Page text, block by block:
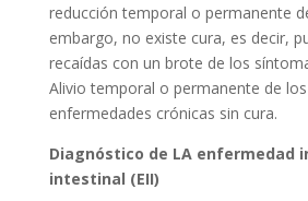
reducción temporal o permanente
embargo, no existe cura, es decir,
recaídas con un brote de los
Alivio temporal o permanente de
enfermedades crónicas sin cura.
Diagnóstico de LA enfermedad
intestinal (EII)